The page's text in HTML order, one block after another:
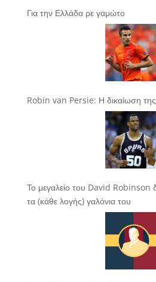
Για την Ελλάδα ρε γαμώτο
Robin van Persie: Η δικαίωση
Το μεγαλείο του David Robinson
τα (κάθε λογής) γαλόνια του